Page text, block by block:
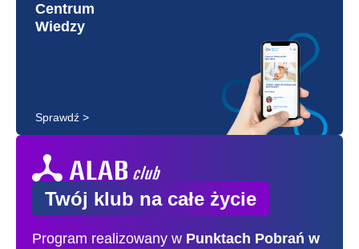
Centrum
Wiedzy
Sprawdź >
Twój klub na całe życie
Program realizowany w Punktach Pobrań w